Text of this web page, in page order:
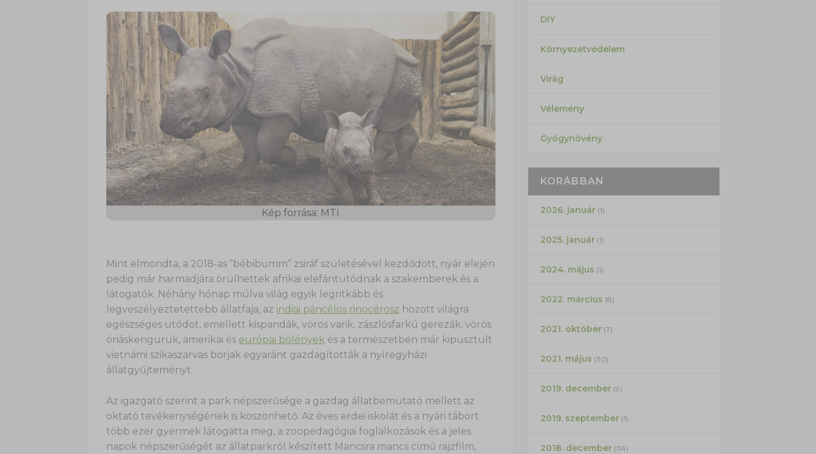
Kép forrása: MTI
Mint elmondta, a 2018-as “bébibumm” zsiráf születésével kezdődött, nyár elején
pedig már harmadjára örülhettek afrikai elefántutódnak a szakemberek és a
látogatók. Néhány hónap múlva világ egyik legritkább és
legveszélyeztetettebb állatfaja, az indiai páncélos rinocérosz hozott világra
egészséges utódot, emellett kispandák, vörös varik, zászlósfarkú gerezák, vörös
óriáskenguruk, amerikai és európai bölényekés a természetben már kipusztult
vietnámi szikaszarvas borjak egyaránt gazdagították a nyíregyházi
állatgyűjteményt.
Az igazgató szerint a park népszerűsége a gazdag állatbemutató mellett az
oktató tevékenységének is köszönhető. Az éves erdei iskolát és a nyári tábort
több ezer gyermek látogatta meg, a zoopedagógiai foglalkozások és a jeles
napok népszerűségét az állatparkról készített Mancsra mancs című rajzfilm,
DIY
Környezetvédelem
Virág
Vélemény
Gyógynövény
KORÁBBAN
2026. január(1)
2025. január(1)
2024. május (1)
2022. március (8)
2021. október(7)
2021. május (30)
2019. december(9)
2019. szeptember(1)
2018. december(114)